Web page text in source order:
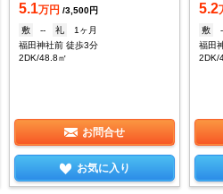
5.1万円 /3,500円
敷
-- 礼
1ヶ月
福田神社前 徒歩3分
2DK/48.8㎡
お問合せ
お気に入り
5.2
敷
福田
2DK/